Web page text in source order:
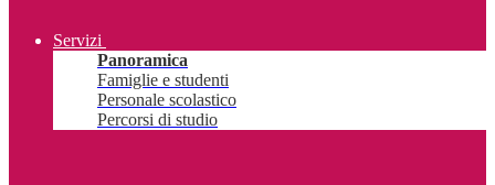
Servizi
Panoramica
Famiglie e studenti
Personale scolastico
Percorsi di studio